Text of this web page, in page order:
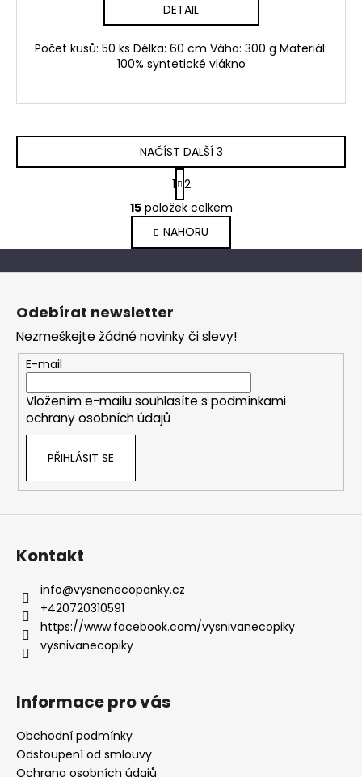
DETAIL
Počet kusů: 50 ks Délka: 60 cm Váha: 300 g Materiál:
100% syntetické vlákno
O
v
l
á
d
p
r
v
k
y
u
NAČÍST DALŠÍ 3
S
t
r
á
n
k
1 2
15položek celkem
NAHORU
Z
Odebírat newsletter
Nezmeškejte žádné novinky či slevy!
E-mail
Vložením e-mailu souhlasíte s podmínkami
ochrany osobních údajů
PŘIHLÁSIT SE
Kontakt
info@vysnenecopanky.cz
+420720310591
https://www.facebook.com/vysnivanecopiky
vysnivanecopiky
Informace pro vás
Obchodní podmínky
Odstoupení od smlouvy
Ochrana osobních údajů